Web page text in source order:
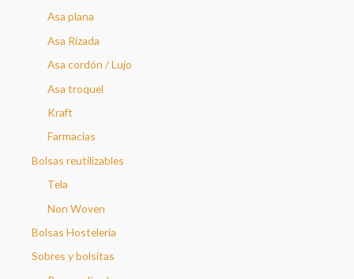
Asa plana
Asa Rizada
Asa cordón / Lujo
Asa troquel
Kraft
Farmacias
Bolsas reutilizables
Tela
Non Woven
Bolsas Hostelería
Sobres y bolsitas